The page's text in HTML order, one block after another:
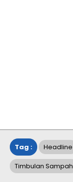
Tag : Headline
Timbulan Sampah